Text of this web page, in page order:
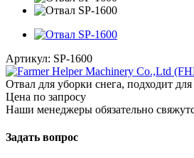
Артикул: SP-1600
Отвал для уборки снега, подходит
Цена по запросу
Наши менеджеры обязательно
Задать вопрос